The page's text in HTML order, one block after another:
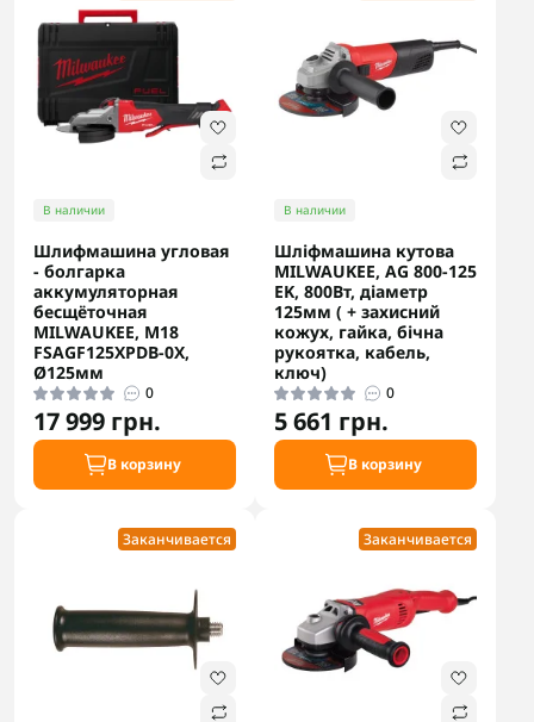
В наличии
Шлифмашина угловая
- болгарка
аккумуляторная
бесщёточная
MILWAUKEE, M18
FSAGF125XPDB-0X,
Ø125мм
0
17 999 грн.
В корзину
В наличии
Шліфмашина кутова
MILWAUKEE, AG 800-125
EK, 800Вт, діаметр
125мм ( + захисний
кожух, гайка, бічна
рукоятка, кабель,
ключ)
0
5 661 грн.
В корзину
Заканчивается Заканчивается